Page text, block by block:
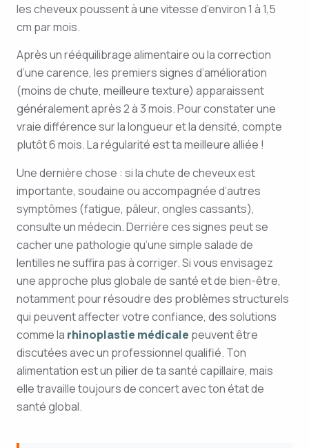
les cheveux poussent à une vitesse d’environ 1 à 1,5
cm par mois.
Après un rééquilibrage alimentaire ou la correction
d’une carence, les premiers signes d’amélioration
(moins de chute, meilleure texture) apparaissent
généralement après 2 à 3 mois. Pour constater une
vraie différence sur la longueur et la densité, compte
plutôt 6 mois. La régularité est ta meilleure alliée !
Une dernière chose : si la chute de cheveux est
importante, soudaine ou accompagnée d’autres
symptômes (fatigue, pâleur, ongles cassants),
consulte un médecin. Derrière ces signes peut se
cacher une pathologie qu’une simple salade de
lentilles ne suffira pas à corriger. Si vous envisagez
une approche plus globale de santé et de bien-être,
notamment pour résoudre des problèmes structurels
qui peuvent affecter votre confiance, des solutions
comme la rhinoplastie médicale peuvent être
discutées avec un professionnel qualifié. Ton
alimentation est un pilier de ta santé capillaire, mais
elle travaille toujours de concert avec ton état de
santé global.